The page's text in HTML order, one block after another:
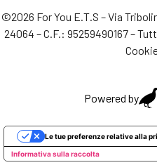
©2026 For You E.T.S – Via
24064 – C.F.: 95259490167 –
Powered by
Informativa sulla raccolta
Le tue preferenze relative alla